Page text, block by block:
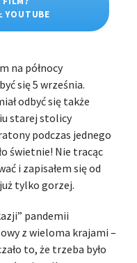
YOUTUBE
na północy
się 5 września.
odbyć się także
starej stolicy
podczas jednego
świetnie! Nie tracąc
i zapisałem się od
tylko gorzej.
pandemii
z wieloma krajami –
to, że trzeba było